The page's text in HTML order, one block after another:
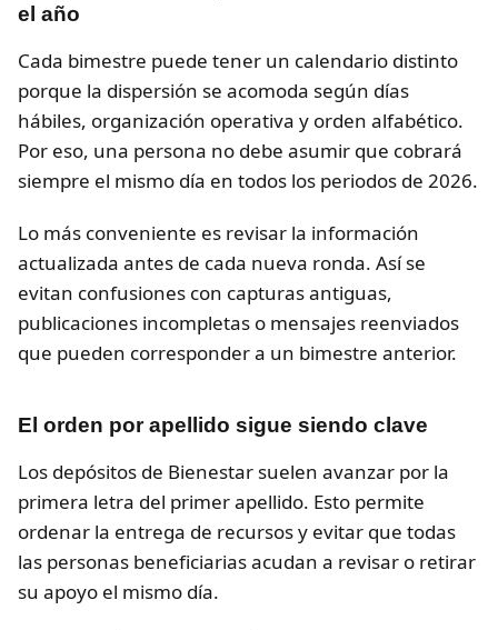
el año
Cada bimestre puede tener un calendario distinto
porque la dispersión se acomoda según días
hábiles, organización operativa y orden alfabético.
Por eso, una persona no debe asumir que cobrará
siempre el mismo día en todos los periodos de 2026.
Lo más conveniente es revisar la información
actualizada antes de cada nueva ronda. Así se
evitan confusiones con capturas antiguas,
publicaciones incompletas o mensajes reenviados
que pueden corresponder a un bimestre anterior.
El orden por apellido sigue siendo clave
Los depósitos de Bienestar suelen avanzar por la
primera letra del primer apellido. Esto permite
ordenar la entrega de recursos y evitar que todas
las personas beneficiarias acudan a revisar o retirar
su apoyo el mismo día.